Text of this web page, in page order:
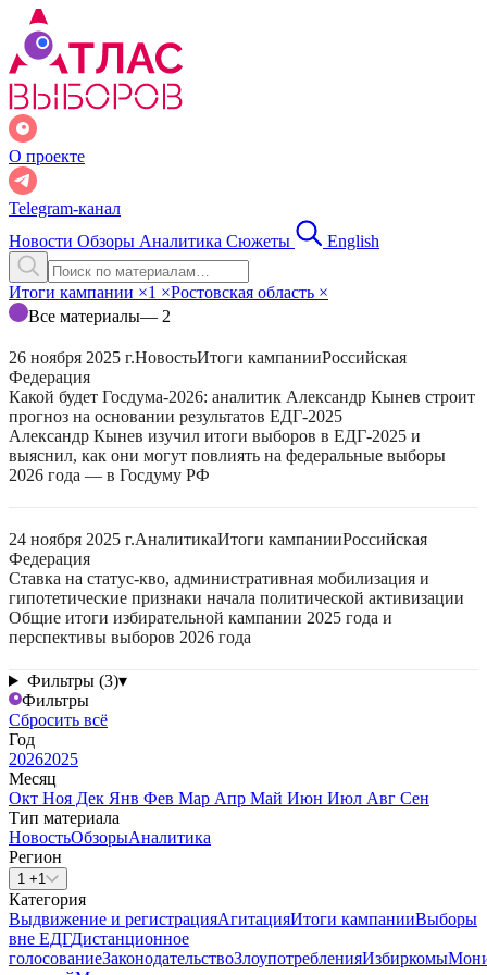
О проекте
Telegram-канал
Новости Обзоры Аналитика Сюжеты English
Итоги кампании ×1 ×Ростовская область ×
Все материалы— 2
26 ноября 2025 г.НовостьИтоги кампанииРоссийская
Федерация
Какой будет Госдума-2026: аналитик Александр Кынев строит
прогноз на основании результатов ЕДГ-2025
Александр Кынев изучил итоги выборов в ЕДГ-2025 и
выяснил, как они могут повлиять на федеральные выборы
2026 года — в Госдуму РФ
24 ноября 2025 г.АналитикаИтоги кампанииРоссийская
Федерация
Ставка на статус-кво, административная мобилизация и
гипотетические признаки начала политической активизации
Общие итоги избирательной кампании 2025 года и
перспективы выборов 2026 года
Фильтры (3)▾
Фильтры
Сбросить всё
Год
20262025
Месяц
Окт Ноя Дек Янв Фев Мар Апр Май Июн Июл Авг Сен
Тип материала
НовостьОбзорыАналитика
Регион
1 +1
Категория
Выдвижение и регистрацияАгитацияИтоги кампанииВыборы
вне ЕДГДистанционное
голосованиеЗаконодательствоЗлоупотребленияИзбиркомы